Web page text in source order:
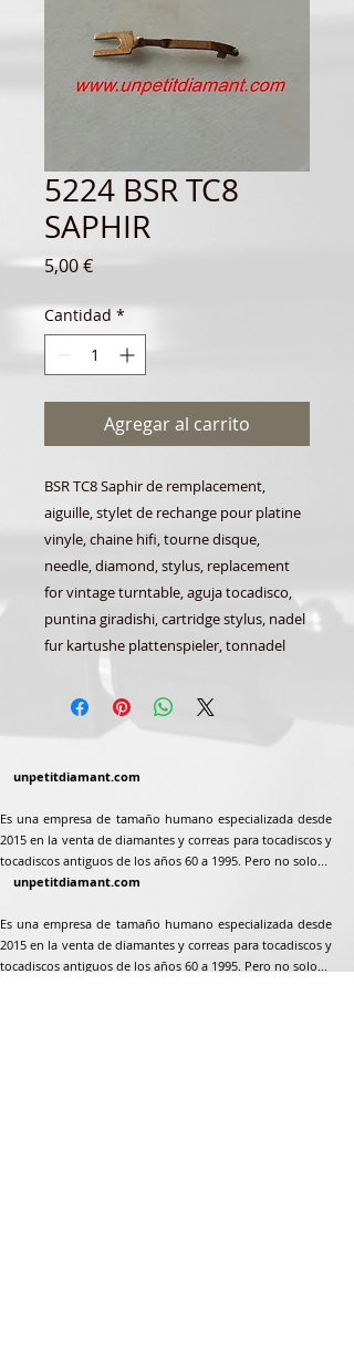
5224 BSR TC8
SAPHIR
5,00 €Precio
Cantidad *
Agregar al carrito
BSR TC8 Saphir de remplacement,
aiguille, stylet de rechange pour platine
vinyle, chaine hifi, tourne disque,
needle, diamond, stylus, replacement
for vintage turntable, aguja tocadisco,
puntina giradishi, cartridge stylus, nadel
fur kartushe plattenspieler, tonnadel
unpetitdiamant.com
Es una empresa de tamaño humano especializada desde
2015 en la venta de diamantes y correas para tocadiscos y
tocadiscos antiguos de los años 60 a 1995. Pero no solo...
unpetitdiamant.com
Es una empresa de tamaño humano especializada desde
2015 en la venta de diamantes y correas para tocadiscos y
tocadiscos antiguos de los años 60 a 1995. Pero no solo...